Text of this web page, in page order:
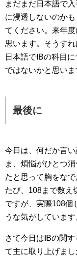
まだまだ日本語で
に浸透しないのか
てください。来年
思います。そうす
日本語でIBの科目
ではないかと思いま
最後に
今日は、何だか言い
ま、煩悩がひとつ
たと思って胸をな
たび、108まで数え
ですが、実際108個
うな気がしています
さて今日はIBの関
て主に取り上げま